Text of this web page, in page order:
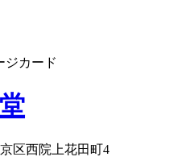
区西院上花田町4